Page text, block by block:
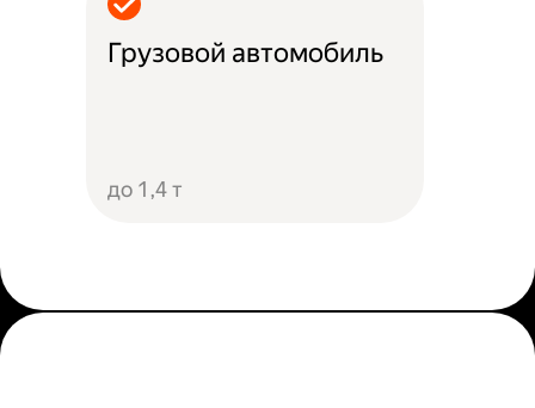
Грузовой автомобиль
до 1,4 т